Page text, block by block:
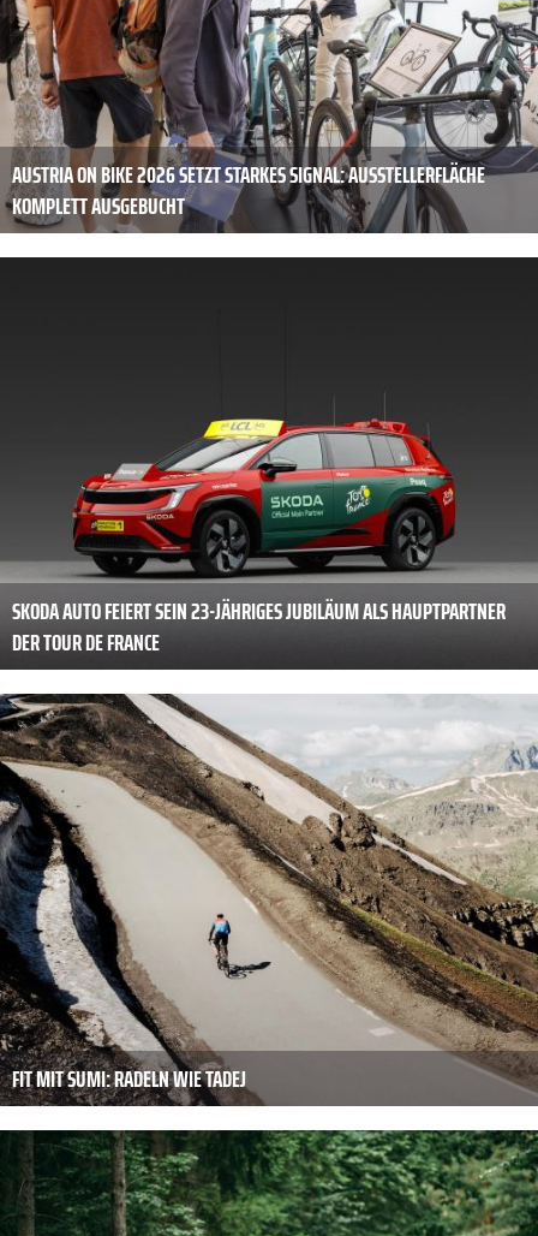
AUSTRIA ON BIKE 2026 SETZT STARKES SIGNAL: AUSSTELLERFLÄCHE
KOMPLETT AUSGEBUCHT
SKODA AUTO FEIERT SEIN 23-JÄHRIGES JUBILÄUM ALS HAUPTPARTNER
DER TOUR DE FRANCE
FIT MIT SUMI: RADELN WIE TADEJ